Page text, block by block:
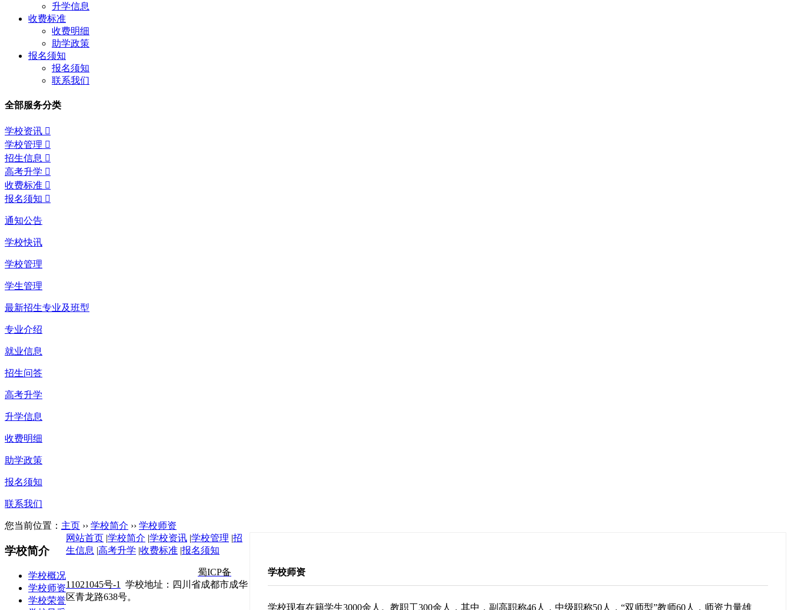
升学信息
收费标准
收费明细
助学政策
报名须知
报名须知
联系我们
全部服务分类
学校资讯 
学校管理 
招生信息 
高考升学 
收费标准 
报名须知 
通知公告
学校快讯
学校管理
学生管理
最新招生专业及班型
专业介绍
就业信息
招生问答
高考升学
升学信息
收费明细
助学政策
报名须知
联系我们
您当前位置： 主页 ›› 学校简介 ›› 学校师资
学校简介
学校概况
学校师资
学校荣誉
学校师资
学校现有在籍学生3000余人。教职工300余人，其中，副高职称46人，中级职称50人，“双师型”教师60人，师资力量雄
网站首页 学校简介 学校资讯 学校管理 招
生信息 高考升学 收费标准 报名须知
蜀ICP备
11021045号-1 学校地址：四川省成都市成华
区青龙路638号。